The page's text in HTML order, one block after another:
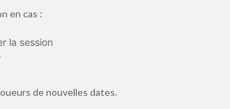
en cas :
la session
de nouvelles dates.